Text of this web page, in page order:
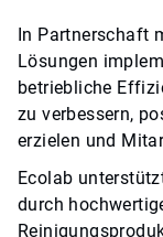
In Partnerschaft
Lösungen
betriebliche
zu verbessern,
erzielen und
Ecolab
durch